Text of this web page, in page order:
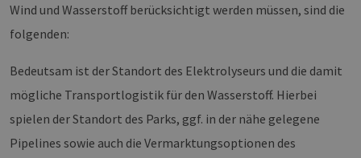
Wind und Wasserstoff berücksichtigt werden müssen, sind die
folgenden:
Bedeutsam ist der Standort des Elektrolyseurs und die damit
mögliche Transportlogistik für den Wasserstoff. Hierbei
spielen der Standort des Parks, ggf. in der nähe gelegene
Pipelines sowie auch die Vermarktungsoptionen des